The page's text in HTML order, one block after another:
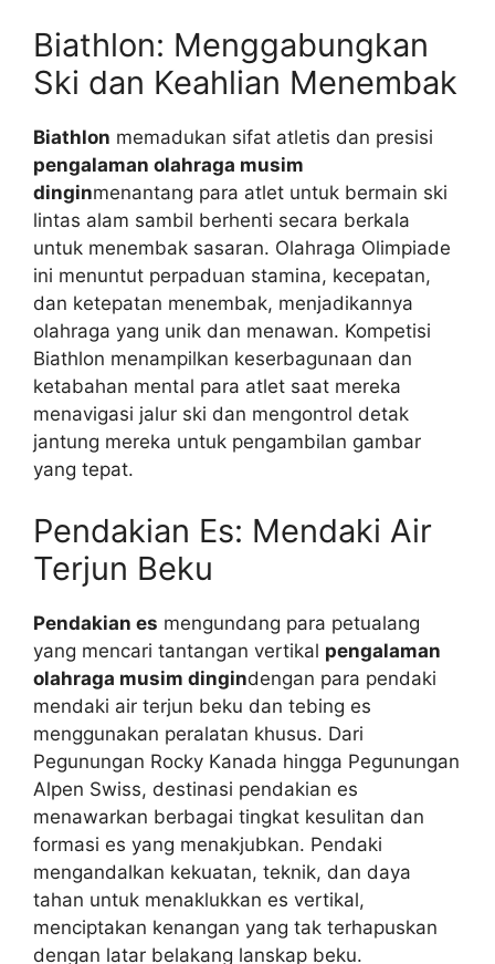
Biathlon: Menggabungkan
Ski dan Keahlian Menembak
Biathlon memadukan sifat atletis dan presisi
pengalaman olahraga musim
dinginmenantang para atlet untuk bermain ski
lintas alam sambil berhenti secara berkala
untuk menembak sasaran. Olahraga Olimpiade
ini menuntut perpaduan stamina, kecepatan,
dan ketepatan menembak, menjadikannya
olahraga yang unik dan menawan. Kompetisi
Biathlon menampilkan keserbagunaan dan
ketabahan mental para atlet saat mereka
menavigasi jalur ski dan mengontrol detak
jantung mereka untuk pengambilan gambar
yang tepat.
Pendakian Es: Mendaki Air
Terjun Beku
Pendakian es mengundang para petualang
yang mencari tantangan vertikal pengalaman
olahraga musim dingindengan para pendaki
mendaki air terjun beku dan tebing es
menggunakan peralatan khusus. Dari
Pegunungan Rocky Kanada hingga Pegunungan
Alpen Swiss, destinasi pendakian es
menawarkan berbagai tingkat kesulitan dan
formasi es yang menakjubkan. Pendaki
mengandalkan kekuatan, teknik, dan daya
tahan untuk menaklukkan es vertikal,
menciptakan kenangan yang tak terhapuskan
dengan latar belakang lanskap beku.